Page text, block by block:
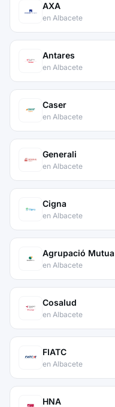
AXA
en Albacete
Antares
en Albacete
Caser
en Albacete
Generali
en Albacete
Cigna
en Albacete
Agrupació Mutua
en Albacete
Cosalud
en Albacete
FIATC
en Albacete
HNA